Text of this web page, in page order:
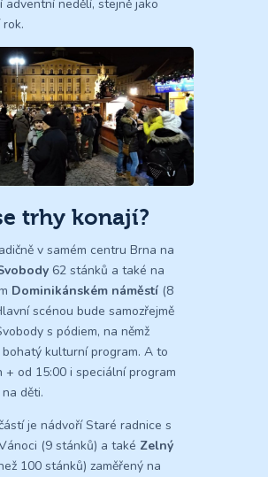
adventní nedělí, stejně jako
trhy konají?
v samém centru Brna na
62 stánků a také na
Dominikánském náměstí (8
scénou bude samozřejmě
s pódiem, na němž
kulturní program. A to
+ od 15:00 i speciální program
děti.
je nádvoří Staré radnice s
(9 stánků) a také Zelný
100 stánků) zaměřený na